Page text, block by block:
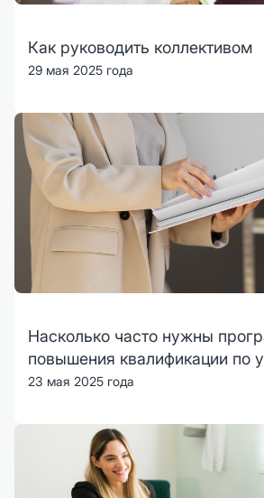
Как руководить коллективом
29 мая 2025 года
Насколько часто нужны
повышения квалификации по
23 мая 2025 года